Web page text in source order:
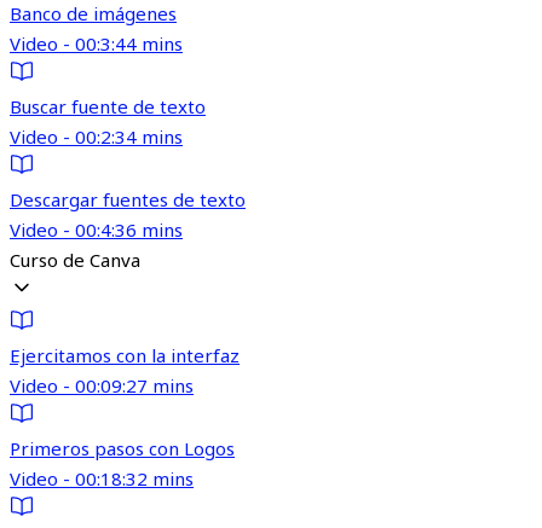
Banco de imágenes
Video - 00:3:44 mins
Buscar fuente de texto
Video - 00:2:34 mins
Descargar fuentes de texto
Video - 00:4:36 mins
Curso de Canva
Ejercitamos con la interfaz
Video - 00:09:27 mins
Primeros pasos con Logos
Video - 00:18:32 mins